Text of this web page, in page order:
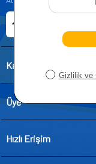
Kategoriler
Üye
Hızlı Erişim